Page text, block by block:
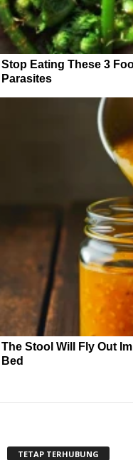
Stop Eating These 3
Parasites
The Stool Will Fly Out
Bed
TETAP TERHUBUNG